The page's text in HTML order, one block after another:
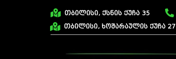
თბილისი, ქსნის ქუჩა 35
თბილისი, ხოშარაულის ქუჩა 27